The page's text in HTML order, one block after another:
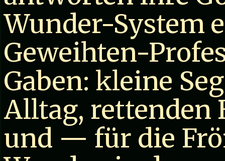
Wunder-System
Geweihten-
Gaben: kleine
Alltag, rettenden
und — für die